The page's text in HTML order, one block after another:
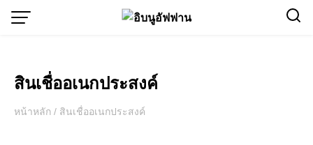
สินเชื่ออเนกประสงค์
หน้าหลัก / สินเชื่ออเนกประสงค์